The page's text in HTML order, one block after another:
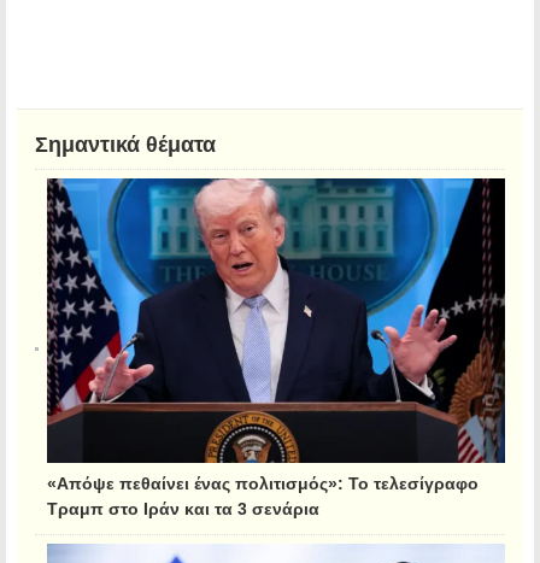
Σημαντικά θέματα
«Απόψε πεθαίνει ένας πολιτισμός»: Το τελεσίγραφο
Τραμπ στο Ιράν και τα 3 σενάρια